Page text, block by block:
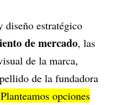
diseño estratégico
de mercado, las
de la marca,
de la fundadora
opciones